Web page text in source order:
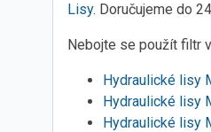
Lisy. Doručujeme do
Nebojte se použít filtr
Hydraulické lisy
Hydraulické lisy
Hydraulické lisy